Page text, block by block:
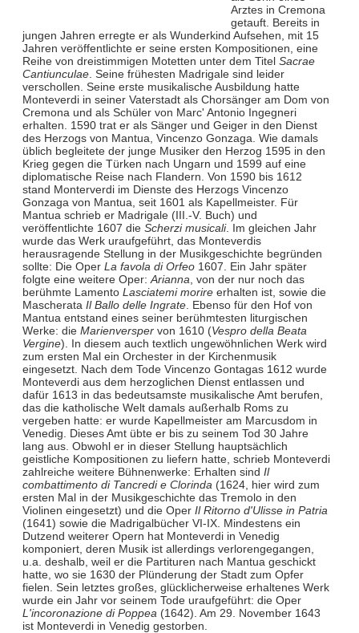
Arztes in Cremona
getauft. Bereits in
jungen Jahren erregte er als Wunderkind Aufsehen, mit 15
Jahren veröffentlichte er seine ersten Kompositionen, eine
Reihe von dreistimmigen Motetten unter dem Titel Sacrae
Cantiunculae. Seine frühesten Madrigale sind leider
verschollen. Seine erste musikalische Ausbildung hatte
Monteverdi in seiner Vaterstadt als Chorsänger am Dom von
Cremona und als Schüler von Marc' Antonio Ingegneri
erhalten. 1590 trat er als Sänger und Geiger in den Dienst
des Herzogs von Mantua, Vincenzo Gonzaga. Wie damals
üblich begleitete der junge Musiker den Herzog 1595 in den
Krieg gegen die Türken nach Ungarn und 1599 auf eine
diplomatische Reise nach Flandern. Von 1590 bis 1612
stand Monterverdi im Dienste des Herzogs Vincenzo
Gonzaga von Mantua, seit 1601 als Kapellmeister. Für
Mantua schrieb er Madrigale (III.-V. Buch) und
veröffentlichte 1607 die Scherzi musicali. Im gleichen Jahr
wurde das Werk uraufgeführt, das Monteverdis
herausragende Stellung in der Musikgeschichte begründen
sollte: Die Oper La favola di Orfeo1607. Ein Jahr später
folgte eine weitere Oper: Arianna , von der nur noch das
berühmte Lamento Lasciatemi morireerhalten ist, sowie die
Mascherata Il Ballo delle Ingrate. Ebenso für den Hof von
Mantua entstand eines seiner berühmtesten liturgischen
Werke: die Marienverspervon 1610 (Vespro della Beata
Vergine). In diesem auch textlich ungewöhnlichen Werk wird
zum ersten Mal ein Orchester in der Kirchenmusik
eingesetzt. Nach dem Tode Vincenzo Gontagas 1612 wurde
Monteverdi aus dem herzoglichen Dienst entlassen und
dafür 1613 in das bedeutsamste musikalische Amt berufen,
das die katholische Welt damals außerhalb Roms zu
vergeben hatte: er wurde Kapellmeister am Marcusdom in
Venedig. Dieses Amt übte er bis zu seinem Tod 30 Jahre
lang aus. Obwohl er in dieser Stellung hauptsächlich
geistliche Kompositionen zu liefern hatte, schrieb Monteverdi
zahlreiche weitere Bühnenwerke: Erhalten sind Il
combattimento di Tancredi e Clorinda (1624, hier wird zum
ersten Mal in der Musikgeschichte das Tremolo in den
Violinen eingesetzt) und die Oper Il Ritorno d'Ulisse in Patria
(1641) sowie die Madrigalbücher VI-IX. Mindestens ein
Dutzend weiterer Opern hat Monteverdi in Venedig
komponiert, deren Musik ist allerdings verlorengegangen,
u.a. deshalb, weil er die Partituren nach Mantua geschickt
hatte, wo sie 1630 der Plünderung der Stadt zum Opfer
fielen. Sein letztes großes, glücklicherweise erhaltenes Werk
wurde ein Jahr vor seinem Tode uraufgeführt: die Oper
L'incoronazione di Poppea (1642). Am 29. November 1643
ist Monteverdi in Venedig gestorben.